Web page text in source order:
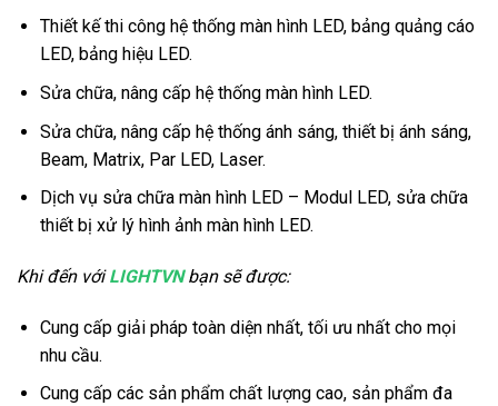
Thiết kế thi công hệ thống màn hình LED, bảng quảng cáo
LED, bảng hiệu LED.
Sửa chữa, nâng cấp hệ thống màn hình LED.
Sửa chữa, nâng cấp hệ thống ánh sáng, thiết bị ánh sáng,
Beam, Matrix, Par LED, Laser.
Dịch vụ sửa chữa màn hình LED – Modul LED, sửa chữa
thiết bị xử lý hình ảnh màn hình LED.
Khi đến vớiLIGHTVNbạn sẽ được:
Cung cấp giải pháp toàn diện nhất, tối ưu nhất cho mọi
nhu cầu.
Cung cấp các sản phẩm chất lượng cao, sản phẩm đa